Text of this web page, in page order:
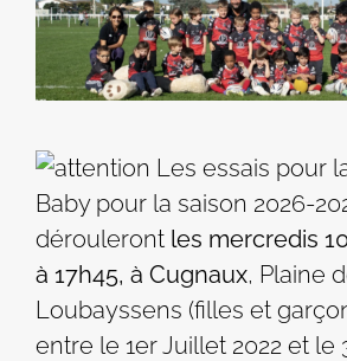
Les essais pour
Baby pour la saison 2026-
dérouleront les mercredis
à 17h45, à Cugnaux, Plaine
Loubayssens (filles et
entre le 1er Juillet 2022 et le